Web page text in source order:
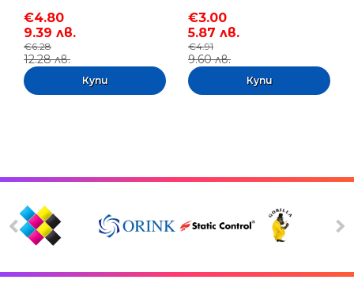
€4.80
9.39 лв.
€6.28
12.28 лв.
€3.00
5.87 лв.
€4.91
9.60 лв.